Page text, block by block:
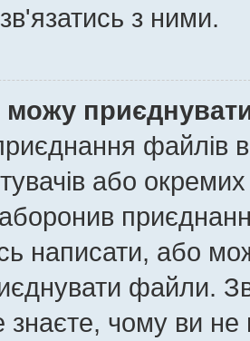
з ними.
можу
файлів
або
написати, або
файли.
знаєте, чому ви